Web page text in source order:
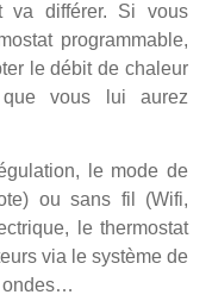
va différer. Si vous
programmable,
le débit de chaleur
vous lui aurez
le mode de
ou sans fil (Wifi,
le thermostat
via le système de
ondes…